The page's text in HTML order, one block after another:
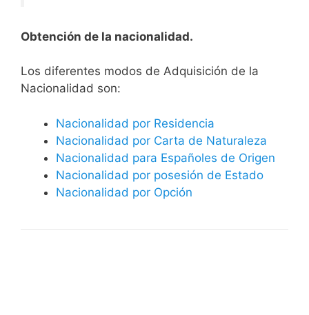
Obtención de la nacionalidad.
​​​Los diferentes modos de Adquisición de la
Nacionalidad son:
Nacionalidad por Residencia
Nacionalidad por Carta de Naturaleza
Nacionalidad para Españoles de Origen
Nacionalidad por posesión de Estado
Nacionalidad por Opción